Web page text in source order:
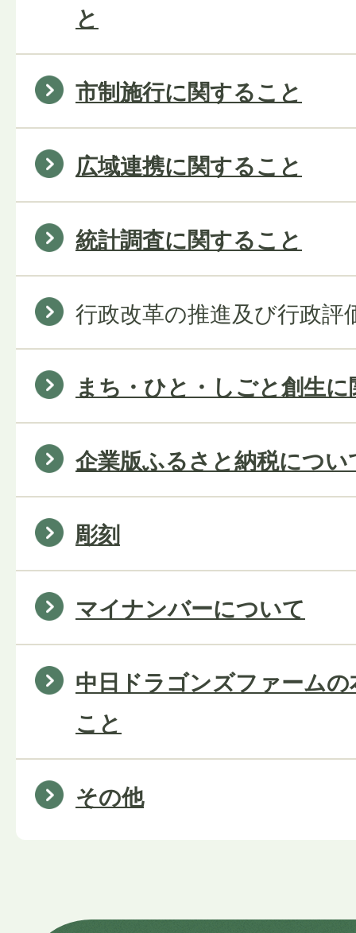
と
市制施行に関すること
広域連携に関すること
統計調査に関すること
行政改革の推進及び行政評
まち・ひと・しごと創生
企業版ふるさと納税につい
彫刻
マイナンバーについて
中日ドラゴンズファーム
こと
その他